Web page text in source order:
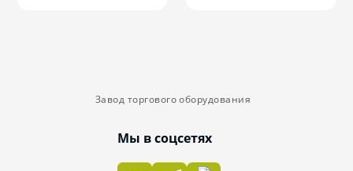
Завод торгового оборудования
Мы в соцсетях